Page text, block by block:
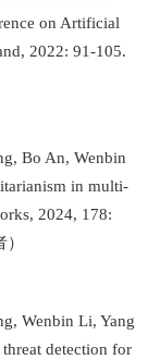
on Artificial
2022: 91-105.
Bo An, Wenbin
in multi-
2024, 178:
Wenbin Li, Yang
detection for